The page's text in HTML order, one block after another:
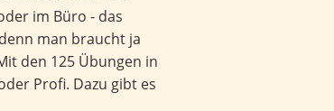
im Büro - das
man braucht ja
den 125 Übungen in
Profi. Dazu gibt es